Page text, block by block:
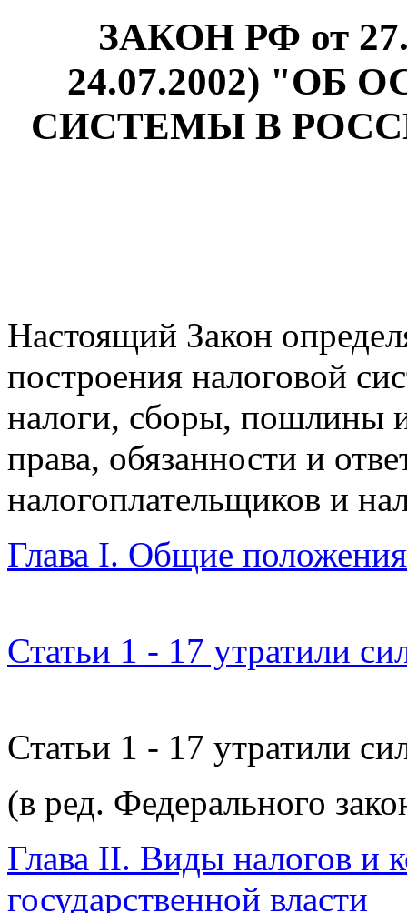
ЗАКОН РФ от
24.07.2002)
СИСТЕМЫ В
Настоящий Закон
построения налоговой
налоги, сборы, пошлины
права, обязанности и
налогоплательщиков и
Глава I. Общие положения
Статьи 1 - 17 утратили
Статьи 1 - 17 утратили
(в ред. Федерального
Глава II. Виды налогов и
государственной власти